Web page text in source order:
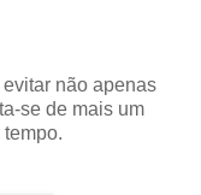
não apenas
se de mais um